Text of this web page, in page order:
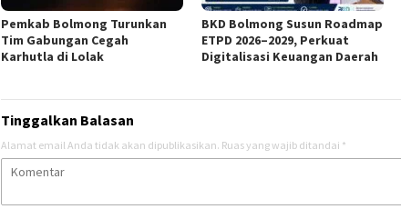
Pemkab Bolmong Turunkan
Tim Gabungan Cegah
Karhutla di Lolak
BKD Bolmong Susun Roadmap
ETPD 2026–2029, Perkuat
Digitalisasi Keuangan Daerah
Tinggalkan Balasan
Alamat email Anda tidak akan dipublikasikan. Ruas yang wajib ditandai *